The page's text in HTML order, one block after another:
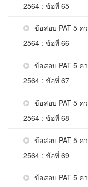
2564 : ข้อที่ 65
ข้อสอบ PAT 5
2564 : ข้อที่ 66
ข้อสอบ PAT 5
2564 : ข้อที่ 67
ข้อสอบ PAT 5
2564 : ข้อที่ 68
ข้อสอบ PAT 5
2564 : ข้อที่ 69
ข้อสอบ PAT 5